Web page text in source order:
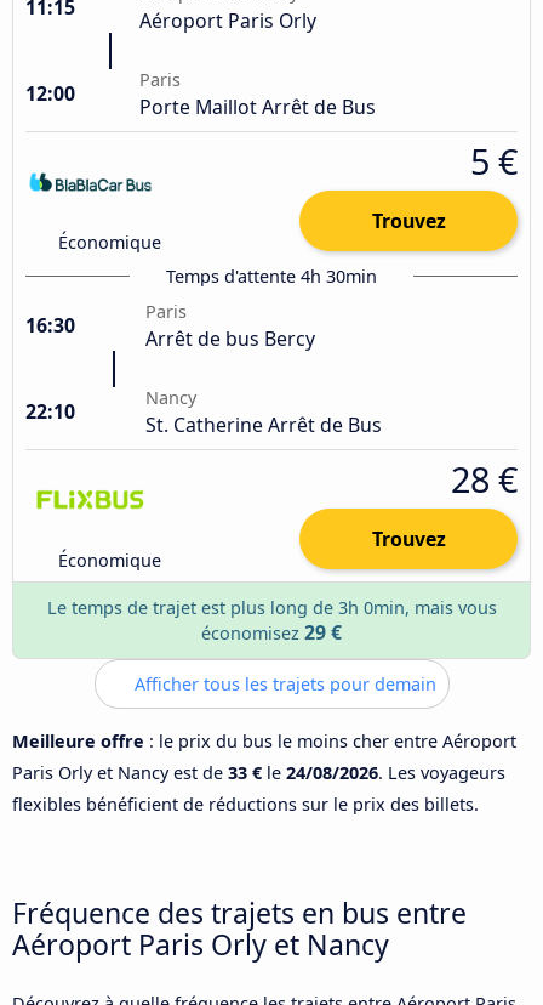
11:15 Aéroport Paris Orly
12:00
Paris
Porte Maillot Arrêt de Bus
Économique
5 €
Trouvez
Temps d'attente 4h 30min
16:30
Paris
Arrêt de bus Bercy
22:10
Nancy
St. Catherine Arrêt de Bus
Économique
28 €
Trouvez
Le temps de trajet est plus long de 3h 0min, mais vous
économisez 29 €
Afficher tous les trajets pour demain
Meilleure offre : le prix du bus le moins cher entre Aéroport
Paris Orly et Nancy est de 33 € le 24/08/2026. Les voyageurs
flexibles bénéficient de réductions sur le prix des billets.
Fréquence des trajets en bus entre
Aéroport Paris Orly et Nancy